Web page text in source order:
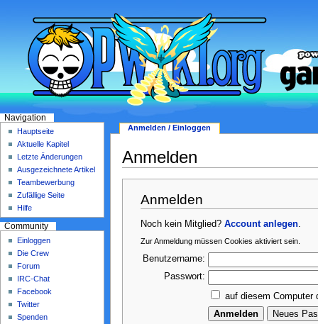
Anmelden
Anmelden
Noch kein Mitglied?Account anlegen
Zur Anmeldung müssen Cookies aktiviert sein.
Benutzername:
Passwort:
auf diesem Computer
Anmelden / Einloggen
Navigation
Hauptseite
Aktuelle Kapitel
Letzte Änderungen
Ausgezeichnete Artikel
Teambewerbung
Zufällige Seite
Hilfe
Community
Einloggen
Die Crew
Forum
IRC-Chat
Facebook
Twitter
Spenden